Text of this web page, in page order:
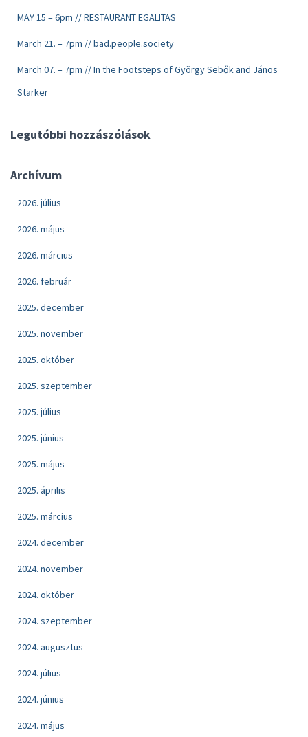
MAY 15 – 6pm // RESTAURANT EGALITAS
March 21. – 7pm // bad.people.society
March 07. – 7pm // In the Footsteps of György Sebők and János
Starker
Legutóbbi hozzászólások
Archívum
2026. július
2026. május
2026. március
2026. február
2025. december
2025. november
2025. október
2025. szeptember
2025. július
2025. június
2025. május
2025. április
2025. március
2024. december
2024. november
2024. október
2024. szeptember
2024. augusztus
2024. július
2024. június
2024. május